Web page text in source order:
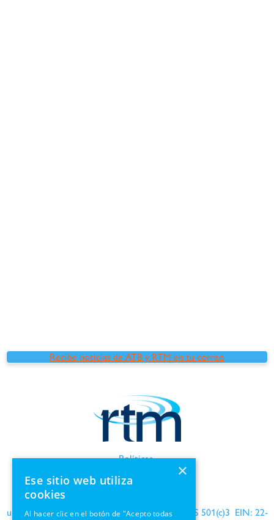
Recibe noticias de ATB y RTM en tu correo
Políticas
Términos de uso
Información de GDPR
una organización benéfica reconocida por el IRS 501(c)3 EIN: 22-
×
Ese sitio web utiliza
cookies
Al hacer clic en el botón de "Acepto todas